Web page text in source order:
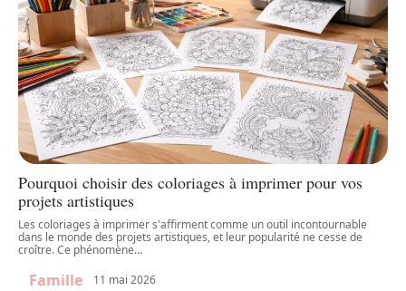
Pourquoi choisir des coloriages à imprimer pour vos
projets artistiques
Les coloriages à imprimer s'affirment comme un outil incontournable
dans le monde des projets artistiques, et leur popularité ne cesse de
croître. Ce phénomène…
Famille 11 mai 2026